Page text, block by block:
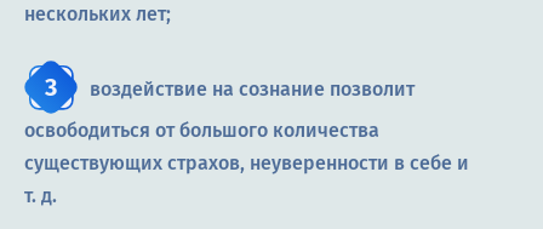
нескольких лет;
воздействие на сознание позволит
освободиться от большого количества
существующих страхов, неуверенности в себе и
т. д.